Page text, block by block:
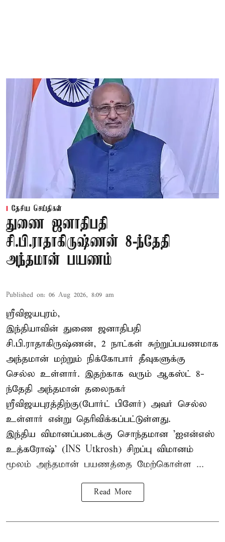
தேசிய செய்திகள்
துணை ஜனாதிபதி
சி.பி.ராதாகிருஷ்ணன் 8-ந்தேதி
அந்தமான் பயணம்
Published on: 06 Aug 2026, 8:09 am
ஸ்ரீவிஜயபுரம்,
இந்தியாவின் துணை ஜனாதிபதி
சி.பி.ராதாகிருஷ்ணன், 2 நாட்கள் சுற்றுப்பயணமாக
அந்தமான் மற்றும் நிக்கோபார் தீவுகளுக்கு
செல்ல உள்ளார். இதற்காக வரும் ஆகஸ்ட் 8-
ந்தேதி அந்தமான் தலைநகர்
ஸ்ரீவிஜயபுரத்திற்கு(போர்ட் பிளேர்) அவர் செல்ல
உள்ளார் என்று தெரிவிக்கப்பட்டுள்ளது.
இந்திய விமானப்படைக்கு சொந்தமான 'ஐஎன்எஸ்
உத்கரோஷ்' (INS Utkrosh) சிறப்பு விமானம்
மூலம் அந்தமான் பயணத்தை மேற்கொள்ள ...
Read More